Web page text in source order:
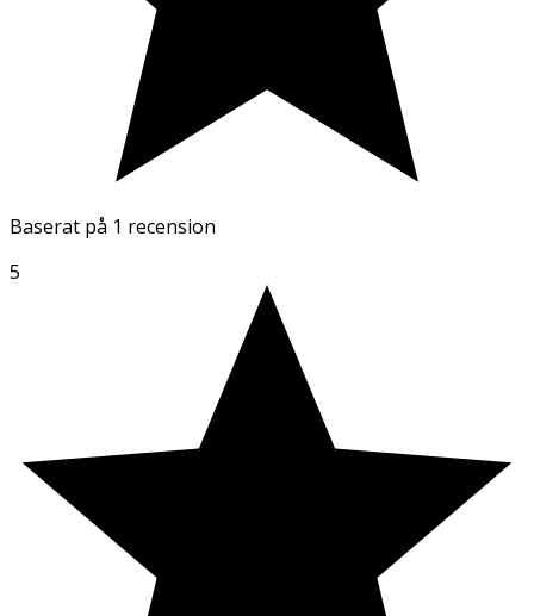
Baserat på 1 recension
5